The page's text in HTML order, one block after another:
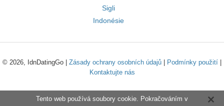
Sigli
Indonésie
© 2026, IdnDatingGo | Zásady ochrany osobních údajů Podmínky použití
Kontaktujte nás
Tento web používá soubory cookie. Pokračováním v